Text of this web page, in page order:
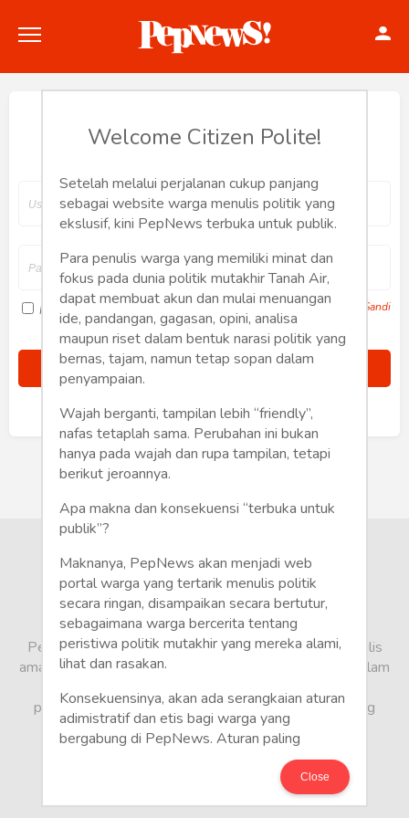
Politik
Hankam
Internasional
Bisnis
Humaniora
Sketsa
Tekno
Gaya
Wisata
Wanita
Hey, Welcome back.
Ingat saya Lupa Sandi
Buat Akun Baru
Welcome Citizen Polite!
Setelah melalui perjalanan cukup panjang
sebagai website warga menulis politik yang
ekslusif, kini PepNews terbuka untuk publik.
Para penulis warga yang memiliki minat dan
fokus pada dunia politik mutakhir Tanah Air,
dapat membuat akun dan mulai menuangan
ide, pandangan, gagasan, opini, analisa
maupun riset dalam bentuk narasi politik yang
bernas, tajam, namun tetap sopan dalam
penyampaian.
Wajah berganti, tampilan lebih “friendly”,
nafas tetaplah sama. Perubahan ini bukan
hanya pada wajah dan rupa tampilan, tetapi
berikut jeroannya.
Apa makna dan konsekuensi “terbuka untuk
publik”?
Maknanya, PepNews akan menjadi web
portal warga yang tertarik menulis politik
secara ringan, disampaikan secara bertutur,
sebagaimana warga bercerita tentang
peristiwa politik mutakhir yang mereka alami,
lihat dan rasakan.
Konsekuensinya, akan ada serangkaian aturan
adimistratif dan etis bagi warga yang
bergabung di PepNews. Aturan paling
mendasar adalah setiap penulis wajib
menggunakan identitas asli sesuai kartu
keterangan penduduk. Demikian juga foto
Close
PepNews.com adalah media warga, tempat bagi penulis
amatir dan profesional menyampaikan berbagai opini dalam
pandang tidak biasa, yang berbeda dari sudut pandang
berita media arus utama.